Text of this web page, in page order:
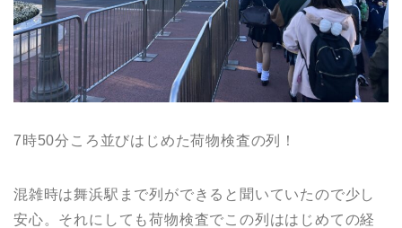
7時50分ころ並びはじめた荷物検査の列！
混雑時は舞浜駅まで列ができると聞いていたので少し
安心。それにしても荷物検査でこの列ははじめての経